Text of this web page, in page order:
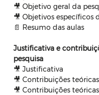
🎥 Objetivo geral da
🎥 Objetivos específicos
📄 Resumo das aulas
Justificativa e
🎥 Justificativa
🎥 Contribuições teóricas
🎥 Contribuições